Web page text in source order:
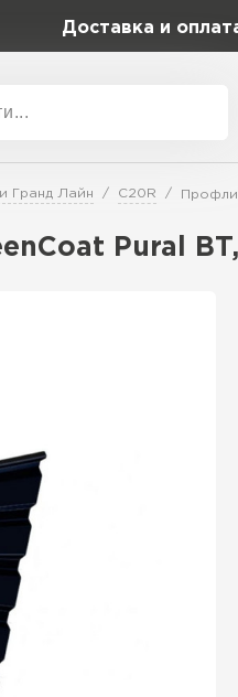
Доставка и
Бренд
Гранд Лайн
Гранд Лайн C20R
Pural